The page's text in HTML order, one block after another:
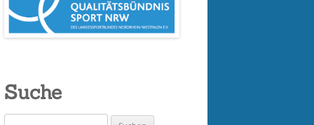
Suche